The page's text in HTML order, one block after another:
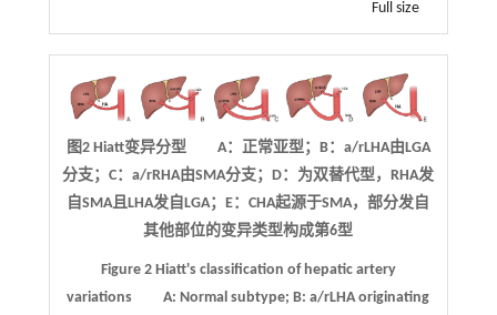
Full size
图2 Hiatt变异分型 A：正常亚型；B：a/rLHA由LGA
分支；C：a/rRHA由SMA分支；D：为双替代型，RHA发
自SMA且LHA发自LGA；E：CHA起源于SMA，部分发自
其他部位的变异类型构成第6型
Figure 2 Hiatt's classification of hepatic artery
variations A: Normal subtype; B: a/rLHA originating